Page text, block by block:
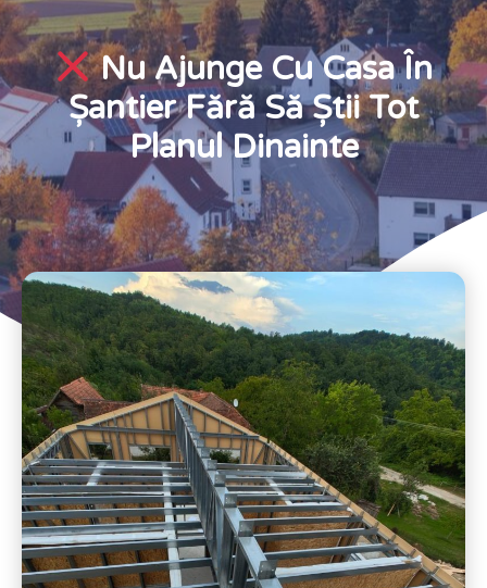
Nu Ajunge Cu Casa În
Șantier Fără Să Știi Tot
Planul Dinainte